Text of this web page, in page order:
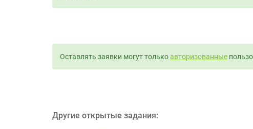
Оставлять заявки могут толькоавторизованные
Другие открытые задания: